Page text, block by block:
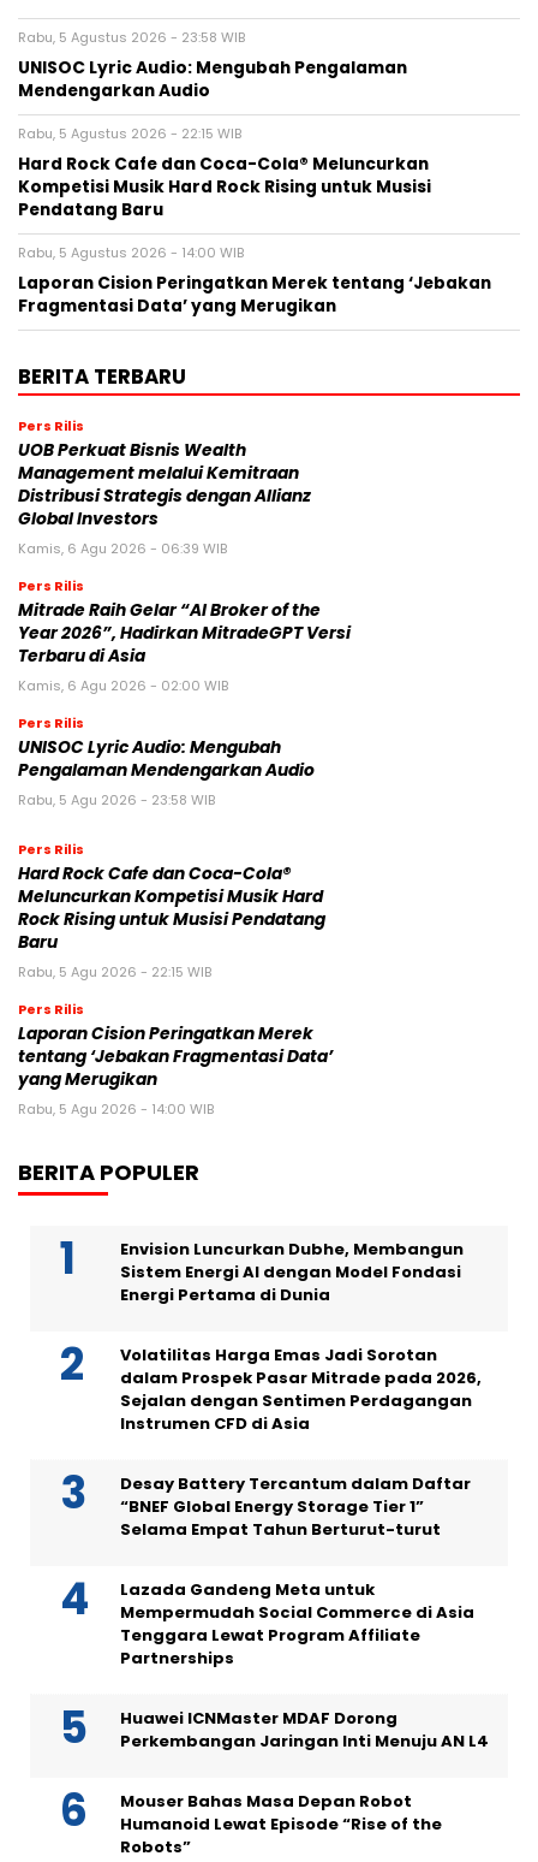
Rabu, 5 Agustus 2026 - 23:58 WIB
UNISOC Lyric Audio: Mengubah Pengalaman
Mendengarkan Audio
Rabu, 5 Agustus 2026 - 22:15 WIB
Hard Rock Cafe dan Coca-Cola® Meluncurkan
Kompetisi Musik Hard Rock Rising untuk Musisi
Pendatang Baru
Rabu, 5 Agustus 2026 - 14:00 WIB
Laporan Cision Peringatkan Merek tentang ‘Jebakan
Fragmentasi Data’ yang Merugikan
BERITA TERBARU
Pers Rilis
UOB Perkuat Bisnis Wealth
Management melalui Kemitraan
Distribusi Strategis dengan Allianz
Global Investors
Kamis, 6 Agu 2026 - 06:39 WIB
Pers Rilis
Mitrade Raih Gelar “AI Broker of the
Year 2026”, Hadirkan MitradeGPT Versi
Terbaru di Asia
Kamis, 6 Agu 2026 - 02:00 WIB
Pers Rilis
UNISOC Lyric Audio: Mengubah
Pengalaman Mendengarkan Audio
Rabu, 5 Agu 2026 - 23:58 WIB
Pers Rilis
Hard Rock Cafe dan Coca-Cola®
Meluncurkan Kompetisi Musik Hard
Rock Rising untuk Musisi Pendatang
Baru
Rabu, 5 Agu 2026 - 22:15 WIB
Pers Rilis
Laporan Cision Peringatkan Merek
tentang ‘Jebakan Fragmentasi Data’
yang Merugikan
Rabu, 5 Agu 2026 - 14:00 WIB
BERITA POPULER
Envision Luncurkan Dubhe, Membangun
Sistem Energi AI dengan Model Fondasi
Energi Pertama di Dunia
Volatilitas Harga Emas Jadi Sorotan
dalam Prospek Pasar Mitrade pada 2026,
Sejalan dengan Sentimen Perdagangan
Instrumen CFD di Asia
Desay Battery Tercantum dalam Daftar
“BNEF Global Energy Storage Tier 1”
Selama Empat Tahun Berturut-turut
Lazada Gandeng Meta untuk
Mempermudah Social Commerce di Asia
Tenggara Lewat Program Affiliate
Partnerships
Huawei ICNMaster MDAF Dorong
Perkembangan Jaringan Inti Menuju AN L4
Mouser Bahas Masa Depan Robot
Humanoid Lewat Episode “Rise of the
Robots”